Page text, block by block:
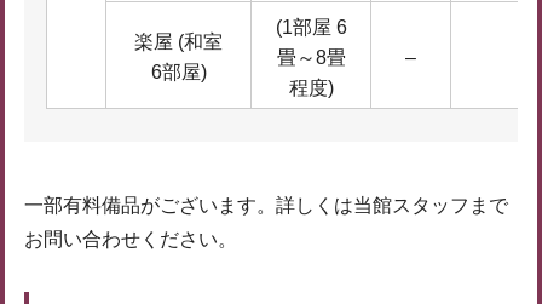
楽屋 (和室
6部屋)
(1部屋 6
畳～8畳
程度)
–
一部有料備品がございます。詳しくは当館スタッフまで
お問い合わせください。